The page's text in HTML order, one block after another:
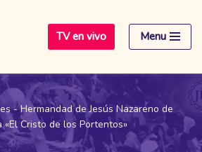
TV en vivo Menu
-Hermandad de Jesús Nazareno de
«El Cristo de los Portentos»